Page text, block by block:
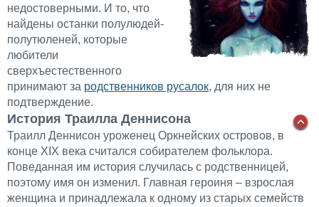
недостоверными. И то, что
найдены останки полулюдей-
полутюленей, которые
любители
сверхъестественного
принимают за родственников русалок, для них не
подтверждение.
История Траилла Деннисона
Траилл Деннисон уроженец Оркнейских островов, в
конце XIX века считался собирателем фольклора.
Поведанная им история случилась с родственницей,
поэтому имя он изменил. Главная героиня – взрослая
женщина и принадлежала к одному из старых семейств